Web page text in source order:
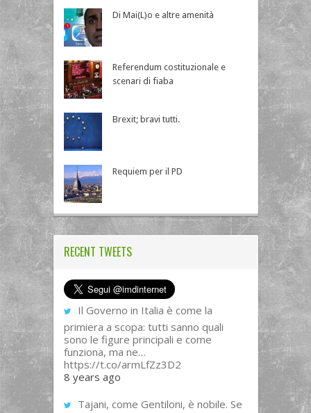
Di Mai(L)o e altre amenità
Referendum costituzionale e
scenari di fiaba
Brexit; bravi tutti.
Requiem per il PD
RECENT TWEETS
Il Governo in Italia è come la
primiera a scopa: tutti sanno quali
sono le figure principali e come
funziona, ma ne…
https://t.co/armLfZz3D2
8 years ago
Tajani, come Gentiloni, è nobile. Se